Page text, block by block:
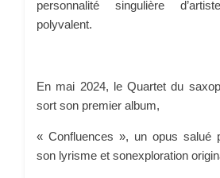
personnalité singulière
polyvalent.
En mai 2024, le Quartet du
sort son premier album,
« Confluences », un opus salué
son lyrisme et sonexploration